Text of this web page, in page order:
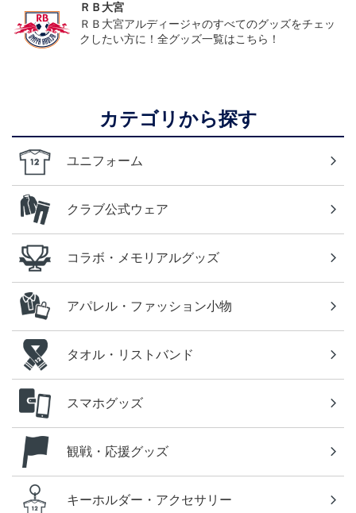
ＲＢ大宮
ＲＢ大宮アルディージャのすべてのグッズをチェッ
クしたい方に！全グッズ一覧はこちら！
カテゴリから探す
ユニフォーム
クラブ公式ウェア
コラボ・メモリアルグッズ
アパレル・ファッション小物
タオル・リストバンド
スマホグッズ
観戦・応援グッズ
キーホルダー・アクセサリー